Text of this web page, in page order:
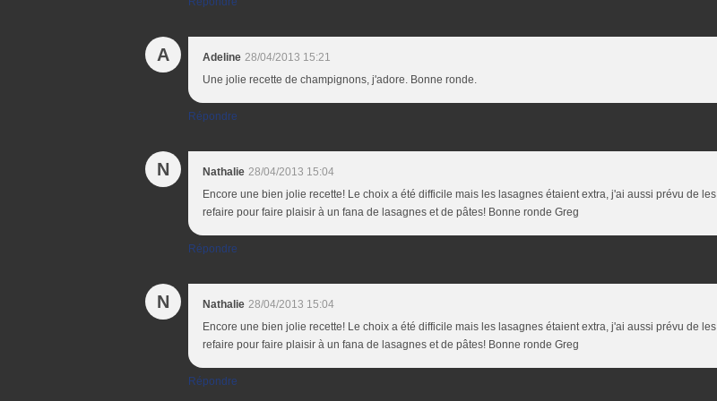
A Adeline 28/04/2013 15:21
Une jolie recette de champignons, j'adore. Bonne ronde.
Répondre
N Nathalie 28/04/2013 15:04
Encore une bien jolie recette! Le choix a été difficile mais les lasagnes étaient extra, j'ai aussi prévu de les
refaire pour faire plaisir à un fana de lasagnes et de pâtes! Bonne ronde Greg
Répondre
N Nathalie 28/04/2013 15:04
Encore une bien jolie recette! Le choix a été difficile mais les lasagnes étaient extra, j'ai aussi prévu de les
refaire pour faire plaisir à un fana de lasagnes et de pâtes! Bonne ronde Greg
Répondre